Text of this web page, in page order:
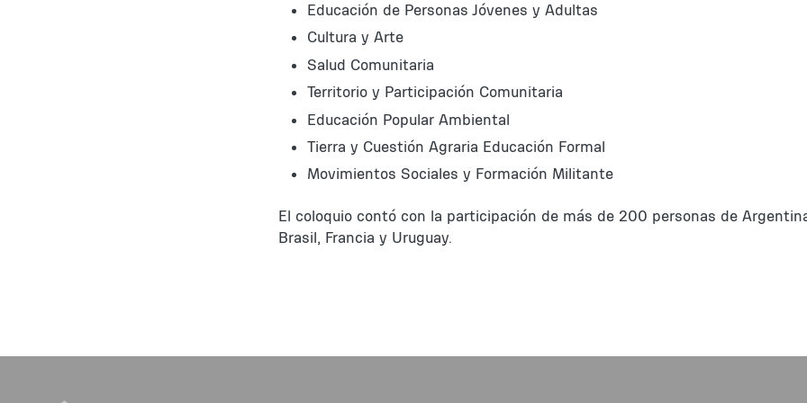
Educación de Personas Jóvenes y Adultas
Cultura y Arte
Salud Comunitaria
Territorio y Participación Comunitaria
Educación Popular Ambiental
Tierra y Cuestión Agraria Educación Formal
Movimientos Sociales y Formación Militante
El coloquio contó con la participación de más de 200 personas de
Brasil, Francia y Uruguay.